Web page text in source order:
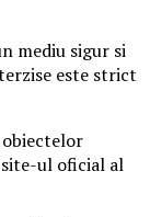
mediu sigur si
este strict
ul oficial al